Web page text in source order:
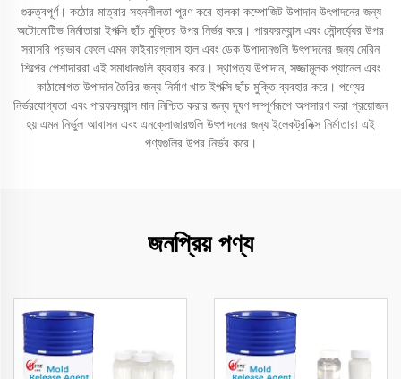
গুরুত্বপূর্ণ। কঠোর মাত্রার সহনশীলতা পূরণ করে হালকা কম্পোজিট উপাদান উৎপাদনের জন্য
অটোমোটিভ নির্মাতারা ইপক্সি ছাঁচ মুক্তির উপর নির্ভর করে। পারফরম্যান্স এবং সৌন্দর্য্যের উপর
সরাসরি প্রভাব ফেলে এমন ফাইবারগ্লাস হাল এবং ডেক উপাদানগুলি উৎপাদনের জন্য মেরিন
শিল্পের পেশাদাররা এই সমাধানগুলি ব্যবহার করে। স্থাপত্য উপাদান, সজ্জামূলক প্যানেল এবং
কাঠামোগত উপাদান তৈরির জন্য নির্মাণ খাত ইপক্সি ছাঁচ মুক্তি ব্যবহার করে। পণ্যের
নির্ভরযোগ্যতা এবং পারফরম্যান্স মান নিশ্চিত করার জন্য দূষণ সম্পূর্ণরূপে অপসারণ করা প্রয়োজন
হয় এমন নির্ভুল আবাসন এবং এনক্লোজারগুলি উৎপাদনের জন্য ইলেকট্রনিক্স নির্মাতারা এই
পণ্যগুলির উপর নির্ভর করে।
জনপ্রিয় পণ্য